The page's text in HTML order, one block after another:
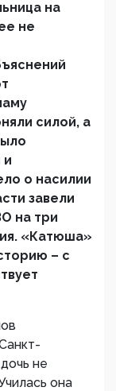
на
не
силой, а
и
о насилии
завели
на три
«Катюша»
– с
не
она